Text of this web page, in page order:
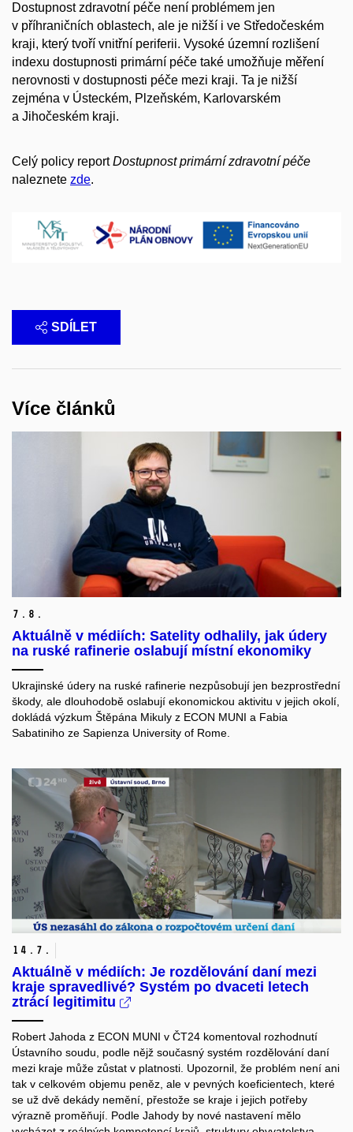
Dostupnost zdravotní péče není problémem jen
v příhraničních oblastech, ale je nižší i ve Středočeském
kraji, který tvoří vnitřní periferii. Vysoké územní rozlišení
indexu dostupnosti primární péče také umožňuje měření
nerovnosti v dostupnosti péče mezi kraji. Ta je nižší
zejména v Ústeckém, Plzeňském, Karlovarském
a Jihočeském kraji.
Celý policy reportDostupnost primární zdravotní péče
naleznete zde.
SDÍLET
Více článků
7. 8.
Aktuálně v médiích: Satelity odhalily, jak údery
na ruské rafinerie oslabují místní ekonomiky
Ukrajinské údery na ruské rafinerie nezpůsobují jen bezprostřední
škody, ale dlouhodobě oslabují ekonomickou aktivitu v jejich okolí,
dokládá výzkum Štěpána Mikuly z ECON MUNI a Fabia
Sabatiniho ze Sapienza University of Rome.
14. 7.
Aktuálně v médiích: Je rozdělování daní mezi
kraje spravedlivé? Systém po dvaceti letech
ztrácí legitimitu
Robert Jahoda z ECON MUNI v ČT24 komentoval rozhodnutí
Ústavního soudu, podle nějž současný systém rozdělování daní
mezi kraje může zůstat v platnosti. Upozornil, že problém není ani
tak v celkovém objemu peněz, ale v pevných koeficientech, které
se už dvě dekády nemění, přestože se kraje i jejich potřeby
výrazně proměňují. Podle Jahody by nové nastavení mělo